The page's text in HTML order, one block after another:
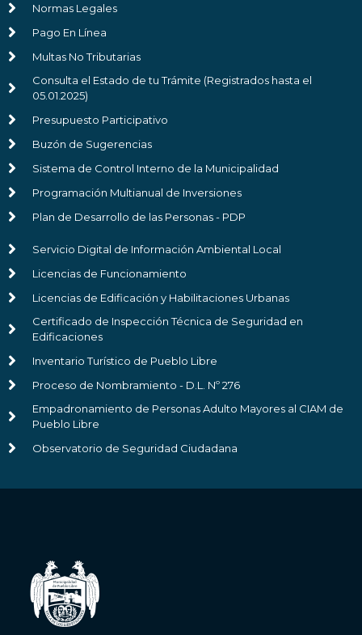
Normas Legales
Pago En Línea
Multas No Tributarias
Consulta el Estado de tu Trámite (Registrados hasta el
05.01.2025)
Presupuesto Participativo
Buzón de Sugerencias
Sistema de Control Interno de la Municipalidad
Programación Multianual de Inversiones
Plan de Desarrollo de las Personas - PDP
Servicio Digital de Información Ambiental Local
Licencias de Funcionamiento
Licencias de Edificación y Habilitaciones Urbanas
Certificado de Inspección Técnica de Seguridad en
Edificaciones
Inventario Turístico de Pueblo Libre
Proceso de Nombramiento - D.L. Nº 276
Empadronamiento de Personas Adulto Mayores al CIAM de
Pueblo Libre
Observatorio de Seguridad Ciudadana